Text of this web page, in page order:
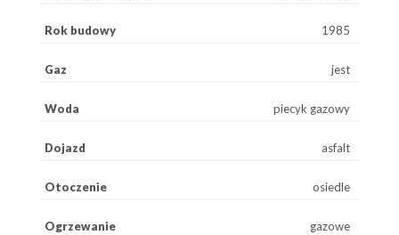
Rok budowy 1985
Gaz jest
Woda piecyk gazowy
Dojazd asfalt
Otoczenie osiedle
Ogrzewanie gazowe